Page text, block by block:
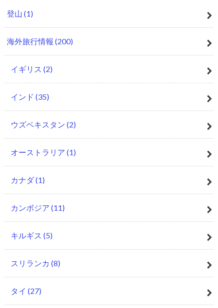
登山 (1)
海外旅行情報 (200)
イギリス (2)
インド (35)
ウズベキスタン (2)
オーストラリア (1)
カナダ(1)
カンボジア (11)
キルギス (5)
スリランカ (8)
タイ (27)